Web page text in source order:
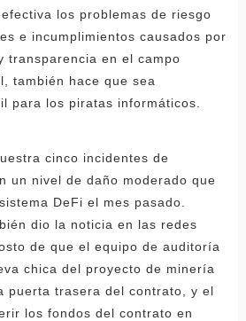
los problemas de riesgo
e incumplimientos causados ​​​​por
transparencia en el campo
también hace que sea
para los piratas informáticos.
cinco incidentes de
un nivel de daño moderado que
DeFi el mes pasado.
dio la noticia en las redes
de que el equipo de auditoría
chica del proyecto de minería
puerta trasera del contrato, y el
los fondos del contrato en